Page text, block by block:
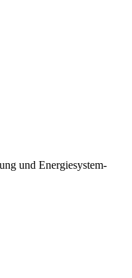
und Energiesystem­